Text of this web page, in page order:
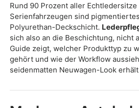
Rund 90 Prozent aller Echtledersitze
Serienfahrzeugen sind
Polyurethan-Deckschicht.
sich also an die Beschichtung, nicht
Guide zeigt, welcher Produkttyp zu
gehört und wie der Workflow
seidenmatten Neuwagen-Look